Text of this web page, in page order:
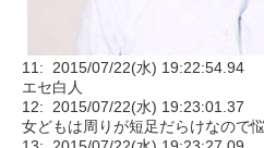
11: 2015/07/22(水) 19:22:54.94
エセ白人
12: 2015/07/22(水) 19:23:01.37
女どもは周りが短足だらけなので